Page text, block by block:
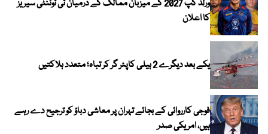
ورلڈ کپ 2027 کے میزبان ممالک کے درمیان ٹی ٹوئنٹی سیریز
کا اعلان
یکے بعد دیگرے 2 ہیلی کاپٹر گر کر تباہ؛ متعدد ہلاکتیں
فوجی کارروائی کے بجائے تہران پر معاشی دباؤ کو ترجیح دے رہے
ہیں، امریکی صدر